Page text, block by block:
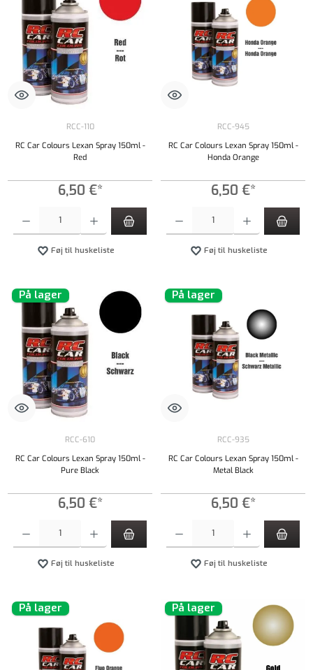
RCC-110
RC Car Colours Lexan Spray 150ml -
Red
6,50 €*
Føj til huskeliste
RCC-945
RC Car Colours Lexan Spray 150ml -
Honda Orange
6,50 €*
Føj til huskeliste
På lager
RCC-610
RC Car Colours Lexan Spray 150ml -
Pure Black
6,50 €*
Føj til huskeliste
På lager
RCC-935
RC Car Colours Lexan Spray 150ml -
Metal Black
6,50 €*
Føj til huskeliste
På lager På lager